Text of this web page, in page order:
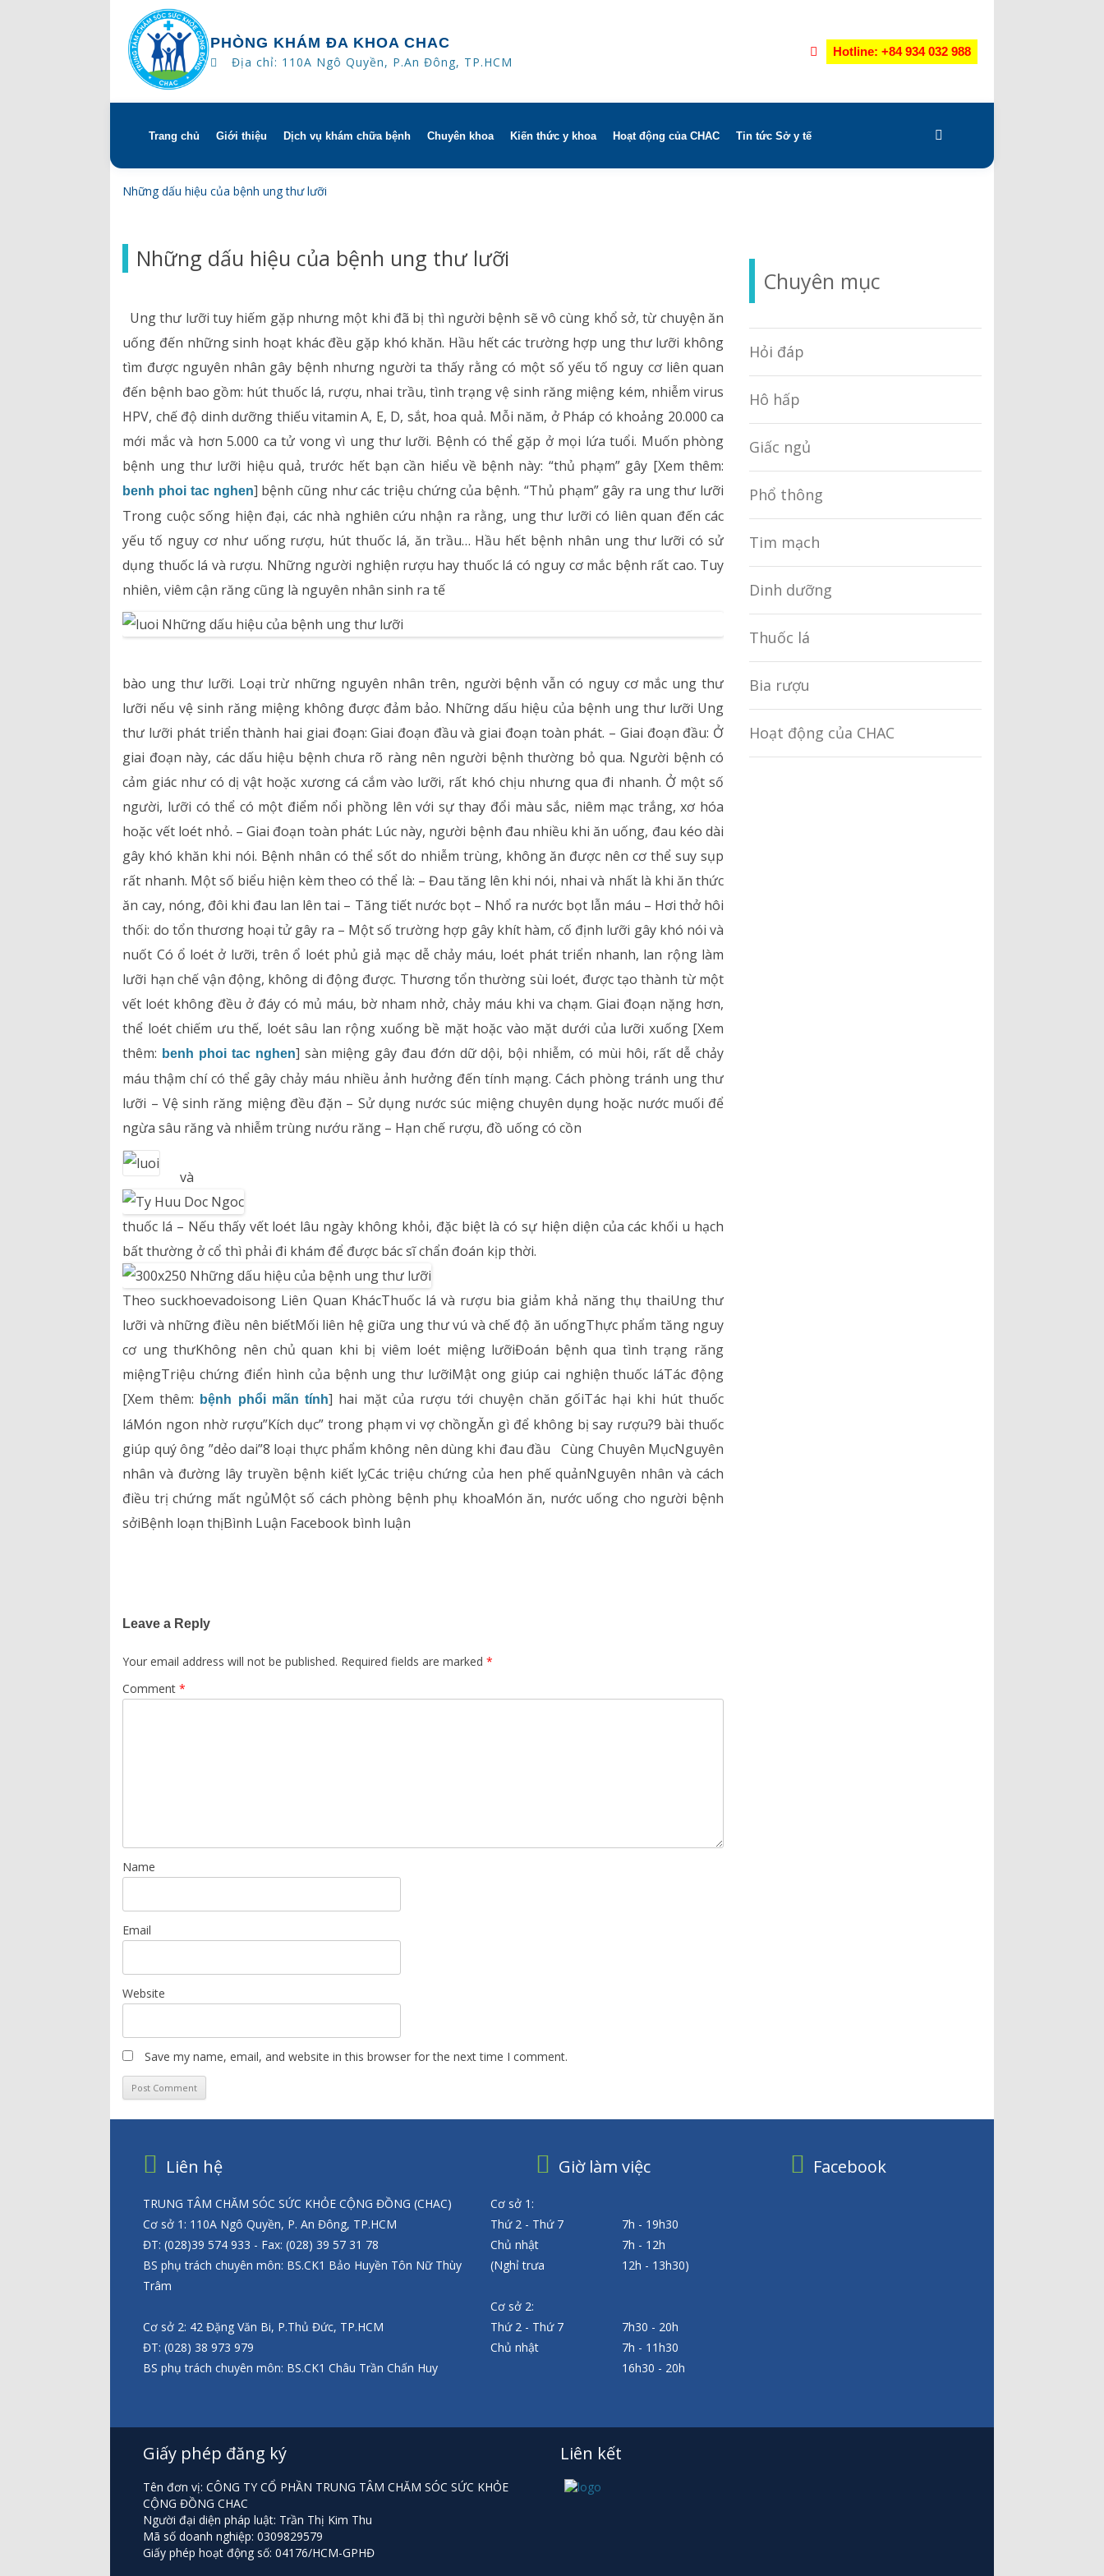
PHÒNG KHÁM ĐA KHOA CHAC
Địa chỉ: 110A Ngô Quyền, P.An Đông, TP.HCM
Hotline: +84 934 032 988
Skip
Trang chủ Giới thiệu
Quyền và trách nhiệm của người
Bác sĩ
Lịch khám bác sĩ
Bảng giá dịch vụ
Danh mục giá thuốc
Dịch vụ khám chữa bệnh
Khám gì ở CHAC
Chuyên khoa
Rối loạn giấc ngủ
Phục hồi chức năng Hô hấp
Tim mạch
Rối loạn chuyển hóa
Tai – Mũi – Họng
Chẩn đoán hình ảnh
Kiến thức y khoa Hoạt động của CHAC Tin tức Sở y tế
Những dấu hiệu của bệnh ung thư lưỡi
Những dấu hiệu của bệnh ung thư lưỡi
Ung thư lưỡi tuy hiếm gặp nhưng một khi đã bị thì người bệnh sẽ vô cùng khổ sở, từ chuyện ăn
uống đến những sinh hoạt khác đều gặp khó khăn. Hầu hết các trường hợp ung thư lưỡi không
tìm được nguyên nhân gây bệnh nhưng người ta thấy rằng có một số yếu tố nguy cơ liên quan
đến bệnh bao gồm: hút thuốc lá, rượu, nhai trầu, tình trạng vệ sinh răng miệng kém, nhiễm virus
HPV, chế độ dinh dưỡng thiếu vitamin A, E, D, sắt, hoa quả. Mỗi năm, ở Pháp có khoảng 20.000 ca
mới mắc và hơn 5.000 ca tử vong vì ung thư lưỡi. Bệnh có thể gặp ở mọi lứa tuổi. Muốn phòng
bệnh ung thư lưỡi hiệu quả, trước hết bạn cần hiểu về bệnh này: “thủ phạm” gây [Xem thêm:
benh phoi tac nghen] bệnh cũng như các triệu chứng của bệnh. “Thủ phạm” gây ra ung thư lưỡi
Trong cuộc sống hiện đại, các nhà nghiên cứu nhận ra rằng, ung thư lưỡi có liên quan đến các
yếu tố nguy cơ như uống rượu, hút thuốc lá, ăn trầu… Hầu hết bệnh nhân ung thư lưỡi có sử
dụng thuốc lá và rượu. Những người nghiện rượu hay thuốc lá có nguy cơ mắc bệnh rất cao. Tuy
nhiên, viêm cận răng cũng là nguyên nhân sinh ra tế
bào ung thư lưỡi. Loại trừ những nguyên nhân trên, người bệnh vẫn có nguy cơ mắc ung thư
lưỡi nếu vệ sinh răng miệng không được đảm bảo. Những dấu hiệu của bệnh ung thư lưỡi Ung
thư lưỡi phát triển thành hai giai đoạn: Giai đoạn đầu và giai đoạn toàn phát. – Giai đoạn đầu: Ở
giai đoạn này, các dấu hiệu bệnh chưa rõ ràng nên người bệnh thường bỏ qua. Người bệnh có
cảm giác như có dị vật hoặc xương cá cắm vào lưỡi, rất khó chịu nhưng qua đi nhanh. Ở một số
người, lưỡi có thể có một điểm nổi phồng lên với sự thay đổi màu sắc, niêm mạc trắng, xơ hóa
hoặc vết loét nhỏ. – Giai đoạn toàn phát: Lúc này, người bệnh đau nhiều khi ăn uống, đau kéo dài
gây khó khăn khi nói. Bệnh nhân có thể sốt do nhiễm trùng, không ăn được nên cơ thể suy sụp
rất nhanh. Một số biểu hiện kèm theo có thể là: – Đau tăng lên khi nói, nhai và nhất là khi ăn thức
ăn cay, nóng, đôi khi đau lan lên tai – Tăng tiết nước bọt – Nhổ ra nước bọt lẫn máu – Hơi thở hôi
thối: do tổn thương hoại tử gây ra – Một số trường hợp gây khít hàm, cố định lưỡi gây khó nói và
nuốt Có ổ loét ở lưỡi, trên ổ loét phủ giả mạc dễ chảy máu, loét phát triển nhanh, lan rộng làm
lưỡi hạn chế vận động, không di động được. Thương tổn thường sùi loét, được tạo thành từ một
vết loét không đều ở đáy có mủ máu, bờ nham nhở, chảy máu khi va chạm. Giai đoạn nặng hơn,
thể loét chiếm ưu thế, loét sâu lan rộng xuống bề mặt hoặc vào mặt dưới của lưỡi xuống [Xem
thêm: benh phoi tac nghen] sàn miệng gây đau đớn dữ dội, bội nhiễm, có mùi hôi, rất dễ chảy
máu thậm chí có thể gây chảy máu nhiều ảnh hưởng đến tính mạng. Cách phòng tránh ung thư
lưỡi – Vệ sinh răng miệng đều đặn – Sử dụng nước súc miệng chuyên dụng hoặc nước muối để
ngừa sâu răng và nhiễm trùng nướu răng – Hạn chế rượu, đồ uống có cồn
và
thuốc lá – Nếu thấy vết loét lâu ngày không khỏi, đặc biệt là có sự hiện diện của các khối u hạch
bất thường ở cổ thì phải đi khám để được bác sĩ chẩn đoán kịp thời.
Theo suckhoevadoisong Liên Quan KhácThuốc lá và rượu bia giảm khả năng thụ thaiUng thư
lưỡi và những điều nên biếtMối liên hệ giữa ung thư vú và chế độ ăn uốngThực phẩm tăng nguy
cơ ung thưKhông nên chủ quan khi bị viêm loét miệng lưỡiĐoán bệnh qua tình trạng răng
miệngTriệu chứng điển hình của bệnh ung thư lưỡiMật ong giúp cai nghiện thuốc láTác động
[Xem thêm:
bệnh phổi mãn tính] hai mặt của rượu tới chuyện chăn gốiTác hại khi hút thuốc
láMón ngon nhờ rượu”Kích dục” trong phạm vi vợ chồngĂn gì để không bị say rượu?9 bài thuốc
giúp quý ông ”dẻo dai”8 loại thực phẩm không nên dùng khi đau đầu Cùng Chuyên MụcNguyên
nhân và đường lây truyền bệnh kiết lỵCác triệu chứng của hen phế quảnNguyên nhân và cách
điều trị chứng mất ngủMột số cách phòng bệnh phụ khoaMón ăn, nước uống cho người bệnh
sởiBệnh loạn thịBình Luận Facebook bình luận
Leave a Reply
Your email address will not be published. Required fields are marked*
Comment*
Name
Email
Website
Save my name, email, and website in this browser for the next time I comment.
Chuyên mục
Hỏi đáp
Hô hấp
Giấc ngủ
Phổ thông
Tim mạch
Dinh dưỡng
Thuốc lá
Bia rượu
Hoạt động của CHAC
Liên hệ
TRUNG TÂM CHĂM SÓC SỨC KHỎE CỘNG ĐỒNG (CHAC)
Cơ sở 1: 110A Ngô Quyền, P. An Đông, TP.HCM
ĐT: (028)39 574 933 - Fax: (028) 39 57 31 78
BS phụ trách chuyên môn: BS.CK1 Bảo Huyền Tôn Nữ Thùy
Trâm
Cơ sở 2: 42 Đặng Văn Bi, P.Thủ Đức, TP.HCM
ĐT: (028) 38 973 979
BS phụ trách chuyên môn: BS.CK1 Châu Trần Chấn Huy
Giờ làm việc
Cơ sở 1:
Thứ 2 - Thứ 7
7h - 19h30
Chủ nhật
7h - 12h
(Nghỉ trưa
12h - 13h30)
Cơ sở 2:
Thứ 2 - Thứ 7
7h30 - 20h
Chủ nhật
7h - 11h30
16h30 - 20h
Facebook
Giấy phép đăng ký
Tên đơn vị: CÔNG TY CỔ PHẦN TRUNG TÂM CHĂM SÓC SỨC KHỎE
CỘNG ĐỒNG CHAC
Người đại diện pháp luật: Trần Thị Kim Thu
Mã số doanh nghiệp: 0309829579
Giấy phép hoạt động số: 04176/HCM-GPHĐ
Liên kết